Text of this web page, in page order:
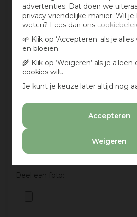
advertenties. Dat doen we
privacy vriendelijke manier. Wil
weten? Lees dan ons
🌱 Klik op ‘Accepteren’ als je
en bloeien.
🌾 Klik op ‘Weigeren’ als je
cookies wilt.
Je kunt je keuze later altijd nog
Accepteren
Weigeren
Aan te bevelen?
Deel een foto:
Deel een foto: